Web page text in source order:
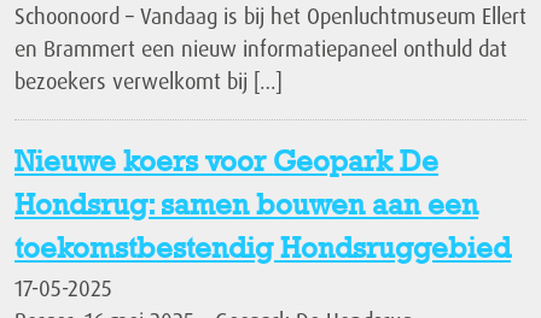
Schoonoord – Vandaag is bij het Openluchtmuseum Ellert
en Brammert een nieuw informatiepaneel onthuld dat
bezoekers verwelkomt bij […]
Nieuwe koers voor Geopark De
Hondsrug: samen bouwen aan een
toekomstbestendig Hondsruggebied
17-05-2025